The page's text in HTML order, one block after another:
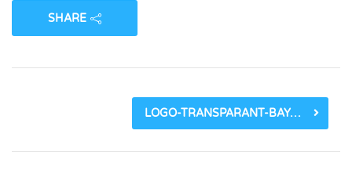
SHARE
LOGO-TRANSPARANT-BAYARDS-HELIPORT-SOLUTIONS